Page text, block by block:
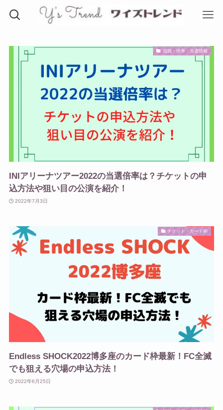
混雑・倍率・当選情報
INIアリーナツアー2022の当選倍率は？チケットの申
込方法や狙い目の公演を紹介！
2022年7月3日
チケット・カード枠
Endless SHOCK2022博多座のカード枠最新！FC全滅
でも狙える穴場の申込方法！
2022年6月25日